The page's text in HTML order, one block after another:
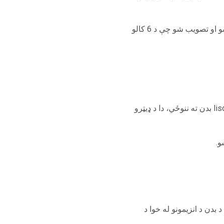
د Adderall XR فارمول د 10 څخه تر 12 ساعتو لپاره اغیزمن دی. دا په FDA کې په 1996 کې تصویب شو او تصویب شو چې د 6 کالو
Vvvanse د مخدره توکو لپاره د برتانیا نوم دی چې lisdexamfetamine لري. کله چې lisdaexamfetamine بدن ته ننوځي، دا د ډیټرو
د انزیمونو له خوا د